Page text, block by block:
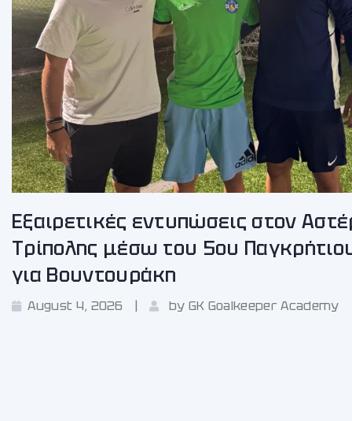
Εξαιρετικές εντυπώσεις στον
Τρίπολης μέσω του 5ου
για Βουντουράκη
August 4, 2026 by GK Goalkeeper Academy